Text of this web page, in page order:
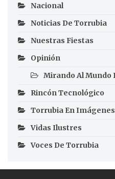
Nacional
Noticias De Torrubia
Nuestras Fiestas
Opinión
Mirando Al Mundo
Rincón Tecnológico
Torrubia En Imágenes
Vidas Ilustres
Voces De Torrubia